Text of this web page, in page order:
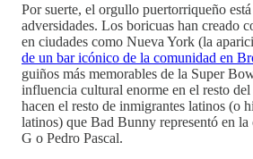
Por suerte, el orgullo puertorriqueño
adversidades. Los boricuas han creado
en ciudades como Nueva York (la
de un bar icónico de la comunidad en
guiños más memorables de la Super
influencia cultural enorme en el resto
hacen el resto de inmigrantes latinos (o
latinos) que Bad Bunny representó en
G o Pedro Pascal.